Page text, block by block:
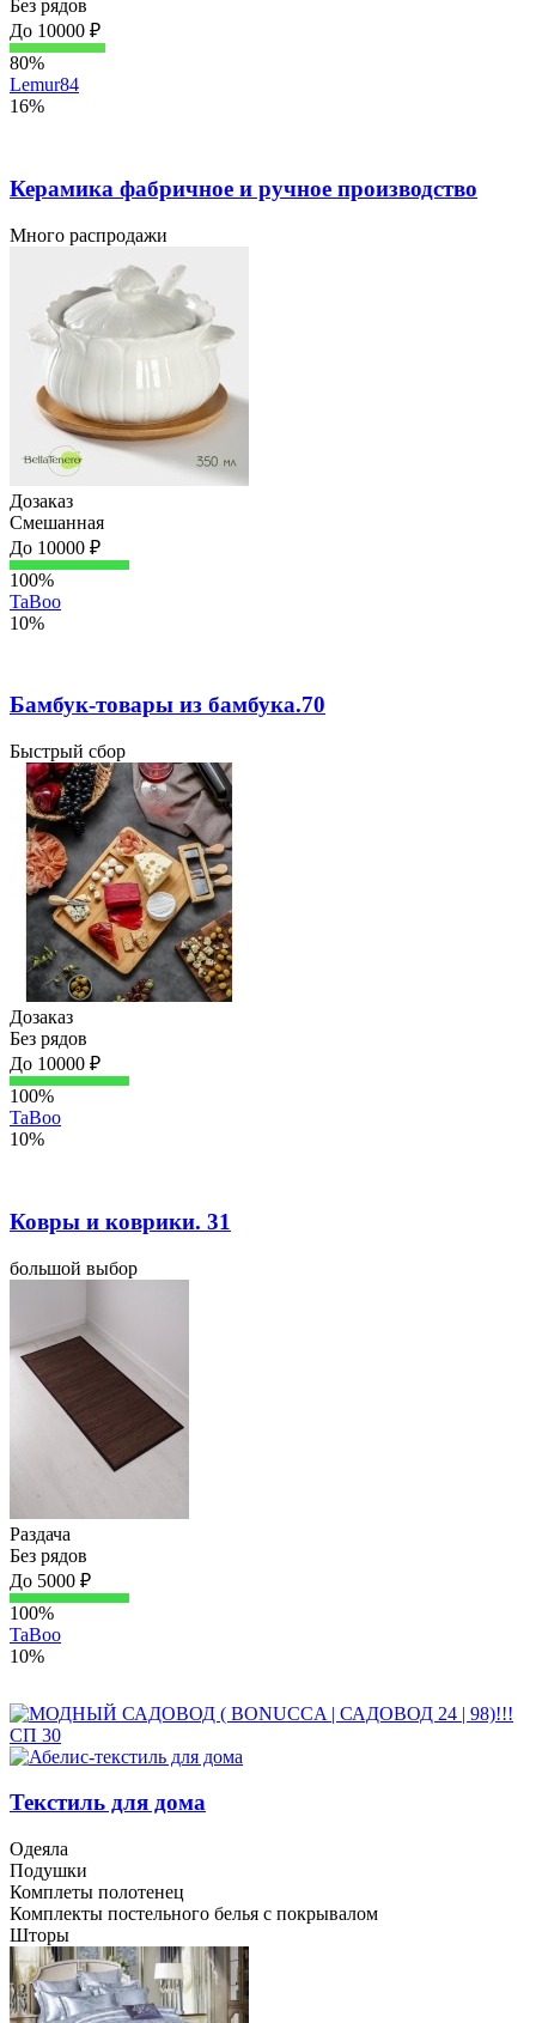
Без рядов
До 10000 ₽
80%
Lemur84
16%
Керамика фабричное и ручное производство
Много распродажи
Дозаказ
Смешанная
До 10000 ₽
100%
TaBoo
10%
Бамбук-товары из бамбука.70
Быстрый сбор
Дозаказ
Без рядов
До 10000 ₽
100%
TaBoo
10%
Ковры и коврики. 31
большой выбор
Раздача
Без рядов
До 5000 ₽
100%
TaBoo
10%
Текстиль для дома
Одеяла
Подушки
Комплеты полотенец
Комплекты постельного белья с покрывалом
Шторы